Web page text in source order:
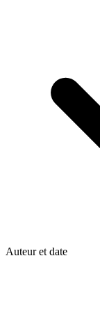
Auteur et date